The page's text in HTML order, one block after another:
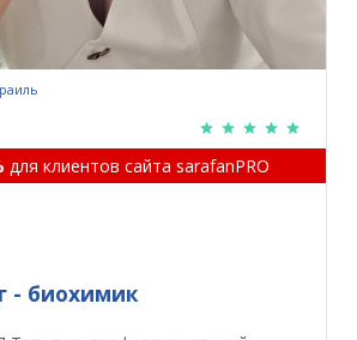
- биохимик
для клиентов сайта sarafanPRO